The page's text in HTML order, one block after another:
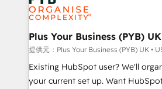
drive results.
Generative Engine Optimisation
HubSpot Content Hub, WordPress
B2B SEO, paid media, and content. We work
enterprise and growth-led
technology, professional services,
and industrial sectors. Offices in
Plus Your Business (PYB)
提供元：Plus Your Business (PYB) UK •
Existing HubSpot user? We'll
your current set up. Want HubSpot Onboarding?